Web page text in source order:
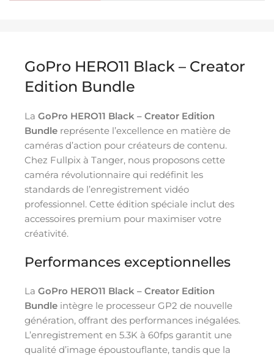
GoPro HERO11 Black – Creator
Edition Bundle
La GoPro HERO11 Black – Creator Edition
Bundle représente l’excellence en matière de
caméras d’action pour créateurs de contenu.
Chez Fullpix à Tanger, nous proposons cette
caméra révolutionnaire qui redéfinit les
standards de l’enregistrement vidéo
professionnel. Cette édition spéciale inclut des
accessoires premium pour maximiser votre
créativité.
Performances exceptionnelles
La GoPro HERO11 Black – Creator Edition
Bundle intègre le processeur GP2 de nouvelle
génération, offrant des performances inégalées.
L’enregistrement en 5.3K à 60fps garantit une
qualité d’image époustouflante, tandis que la